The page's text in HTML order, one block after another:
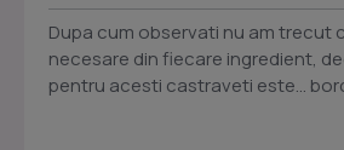
Dupa cum observati nu am trecut
necesare din fiecare ingredient,
pentru acesti castraveti este...